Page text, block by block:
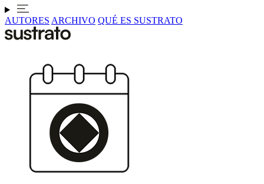
AUTORES ARCHIVO QUÉ ES SUSTRATO